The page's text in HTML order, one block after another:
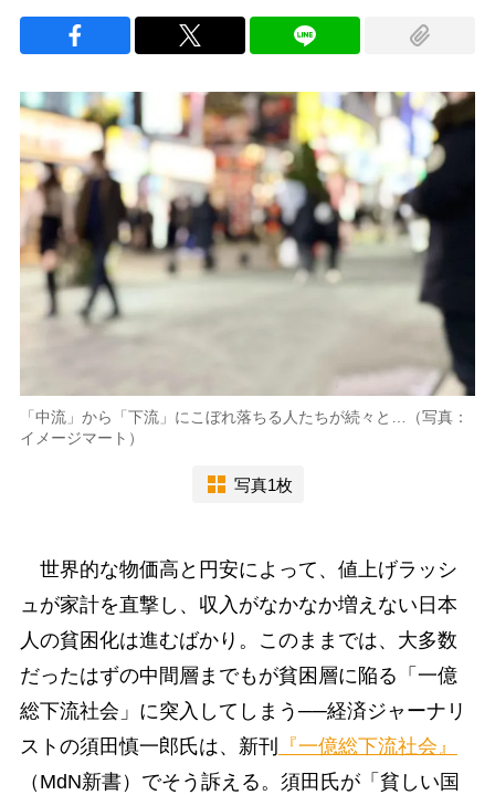
「中流」から「下流」にこぼれ落ちる人たちが続々と…（写真：
イメージマート）
写真1枚
世界的な物価高と円安によって、値上げラッシ
ュが家計を直撃し、収入がなかなか増えない日本
人の貧困化は進むばかり。このままでは、大多数
だったはずの中間層までもが貧困層に陥る「一億
総下流社会」に突入してしまう──経済ジャーナリ
ストの須田慎一郎氏は、新刊
『一億総下流社会』
（MdN新書）でそう訴える。須田氏が「貧しい国